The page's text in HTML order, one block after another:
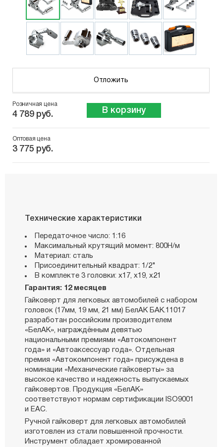
Отложить
Розничная цена
4 789 руб. В корзину
Оптовая цена
3 775 руб.
Технические характеристики
Передаточное число: 1:16
Максимальный крутящий момент: 800Н/м
Материал: сталь
Присоединительный квадрат: 1/2"
В комплекте 3 головки: х17, х19, х21
Гарантия: 12 месяцев
Гайковерт для легковых автомобилей с набором
головок (17мм, 19 мм, 21 мм) БелАК БАК.11017
разработан российским производителем
«БелАК», награждённым девятью
национальными премиями «Автокомпонент
года» и «Автоаксессуар года». Отдельная
премия «Автокомпонент года» присуждена в
номинации «Механические гайковерты» за
высокое качество и надежность выпускаемых
гайковертов. Продукция «БелАК»
соответствуют нормам сертификации ISO9001
и ЕАС.
Ручной гайковерт для легковых автомобилей
изготовлен из стали повышенной прочности.
Инструмент обладает хромированной